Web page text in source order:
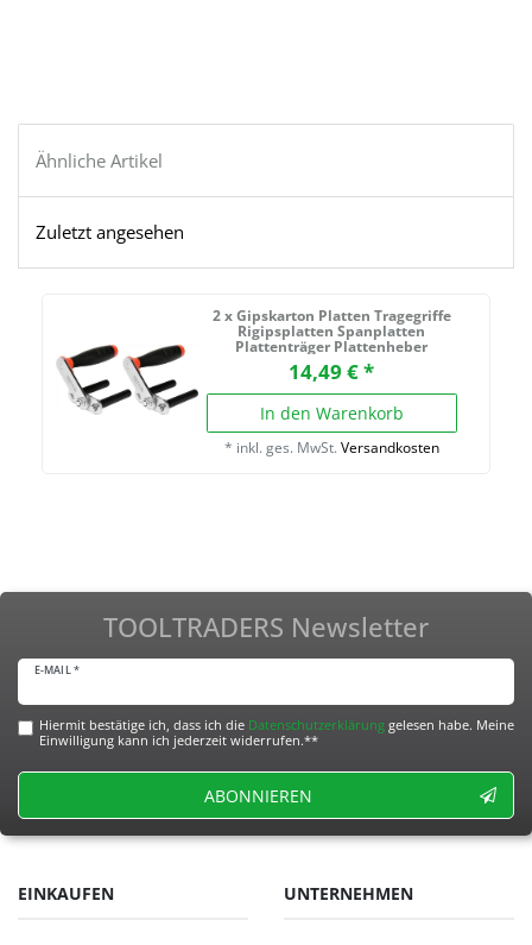
Ähnliche Artikel
Zuletzt angesehen
2 x Gipskarton Platten Tragegriffe
Rigipsplatten Spanplatten
Plattenträger Plattenheber
14,49 € *
In den Warenkorb
* inkl. ges. MwSt. Versandkosten
TOOLTRADERS Newsletter
E-MAIL *
Hiermit bestätige ich, dass ich die Daten­schutz­erklärunggelesen habe. Meine
Einwilligung kann ich jederzeit widerrufen.**
ABONNIEREN
EINKAUFEN UNTERNEHMEN